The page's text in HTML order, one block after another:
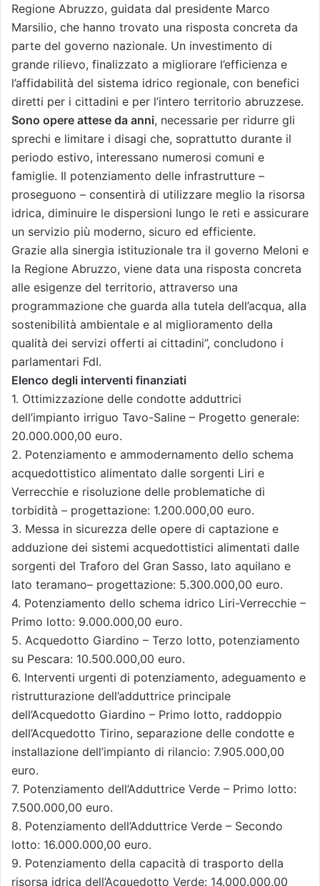
Regione Abruzzo, guidata dal presidente Marco
Marsilio, che hanno trovato una risposta concreta da
parte del governo nazionale. Un investimento di
grande rilievo, finalizzato a migliorare l’efficienza e
l’affidabilità del sistema idrico regionale, con benefici
diretti per i cittadini e per l’intero territorio abruzzese.
Sono opere attese da anni, necessarie per ridurre gli
sprechi e limitare i disagi che, soprattutto durante il
periodo estivo, interessano numerosi comuni e
famiglie. Il potenziamento delle infrastrutture –
proseguono – consentirà di utilizzare meglio la risorsa
idrica, diminuire le dispersioni lungo le reti e assicurare
un servizio più moderno, sicuro ed efficiente.
Grazie alla sinergia istituzionale tra il governo Meloni e
la Regione Abruzzo, viene data una risposta concreta
alle esigenze del territorio, attraverso una
programmazione che guarda alla tutela dell’acqua, alla
sostenibilità ambientale e al miglioramento della
qualità dei servizi offerti ai cittadini”, concludono i
parlamentari FdI.
Elenco degli interventi finanziati
1. Ottimizzazione delle condotte adduttrici
dell’impianto irriguo Tavo-Saline – Progetto generale:
20.000.000,00 euro.
2. Potenziamento e ammodernamento dello schema
acquedottistico alimentato dalle sorgenti Liri e
Verrecchie e risoluzione delle problematiche di
torbidità – progettazione: 1.200.000,00 euro.
3. Messa in sicurezza delle opere di captazione e
adduzione dei sistemi acquedottistici alimentati dalle
sorgenti del Traforo del Gran Sasso, lato aquilano e
lato teramano– progettazione: 5.300.000,00 euro.
4. Potenziamento dello schema idrico Liri-Verrecchie –
Primo lotto: 9.000.000,00 euro.
5. Acquedotto Giardino – Terzo lotto, potenziamento
su Pescara: 10.500.000,00 euro.
6. Interventi urgenti di potenziamento, adeguamento e
ristrutturazione dell’adduttrice principale
dell’Acquedotto Giardino – Primo lotto, raddoppio
dell’Acquedotto Tirino, separazione delle condotte e
installazione dell’impianto di rilancio: 7.905.000,00
euro.
7. Potenziamento dell’Adduttrice Verde – Primo lotto:
7.500.000,00 euro.
8. Potenziamento dell’Adduttrice Verde – Secondo
lotto: 16.000.000,00 euro.
9. Potenziamento della capacità di trasporto della
risorsa idrica dell’Acquedotto Verde: 14.000.000,00